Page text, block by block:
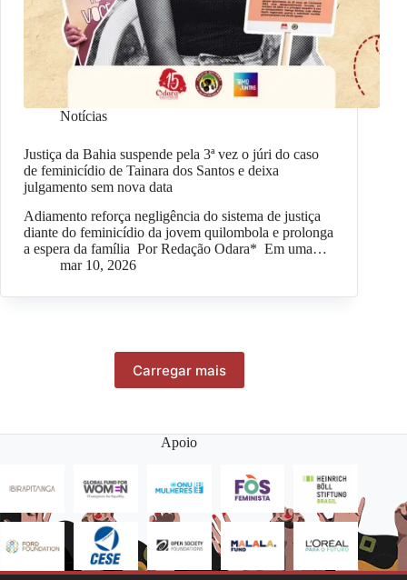
Notícias
Justiça da Bahia suspende pela 3ª vez o júri do caso
de feminicídio de Tainara dos Santos e deixa
julgamento sem nova data
Adiamento reforça negligência do sistema de justiça
diante do feminicídio da jovem quilombola e prolonga
a espera da família Por Redação Odara* Em uma…
mar 10, 2026
Carregar mais
Apoio